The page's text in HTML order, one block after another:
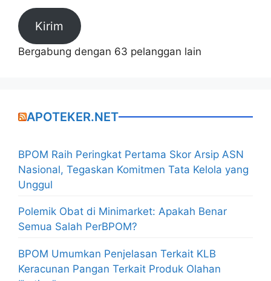
Kirim
Bergabung dengan 63 pelanggan lain
APOTEKER.NET
BPOM Raih Peringkat Pertama Skor Arsip ASN
Nasional, Tegaskan Komitmen Tata Kelola yang
Unggul
Polemik Obat di Minimarket: Apakah Benar
Semua Salah PerBPOM?
BPOM Umumkan Penjelasan Terkait KLB
Keracunan Pangan Terkait Produk Olahan